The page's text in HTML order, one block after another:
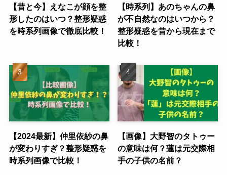
【昔と今】えなこが顔を整
形したのはいつ？整形疑惑
を時系列画像で徹底比較！
【時系列】あのちゃんの鼻
が不自然なのはいつから？
整形疑惑を昔から現在まで
比較！
【2024最新】仲里依紗の鼻
が変わりすぎ？整形疑惑を
時系列画像で比較！
【画像】大野智のタトゥー
の意味は何？蓮は元交際相
手の子供の名前？